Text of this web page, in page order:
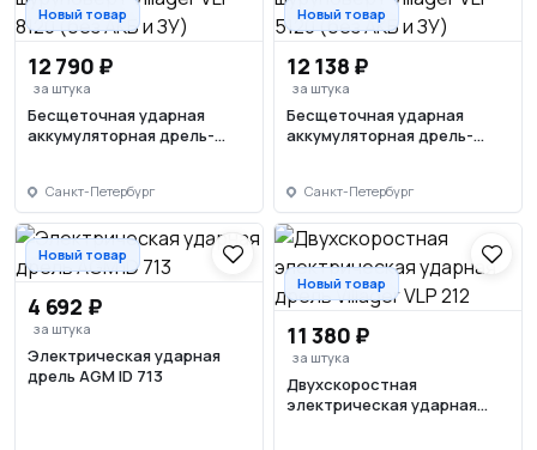
Новый товар
12 790 ₽
за штука
Бесщеточная ударная
аккумуляторная дрель-
Санкт-Петербург
Новый товар
12 138 ₽
за штука
Бесщеточная ударная
аккумуляторная дрель-
Санкт-Петербург
Новый товар
4 692 ₽
за штука
Электрическая ударная
дрель AGM ID 713
Новый товар
11 380 ₽
за штука
Двухскоростная
электрическая ударная